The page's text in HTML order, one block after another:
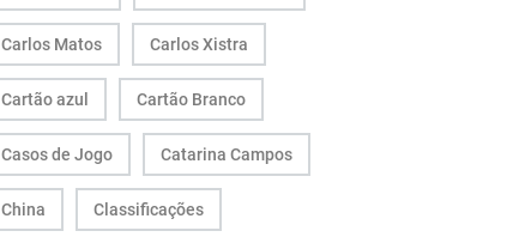
Carlos Matos Carlos Xistra
Cartão azul Cartão Branco
Casos de Jogo Catarina Campos
China Classificações